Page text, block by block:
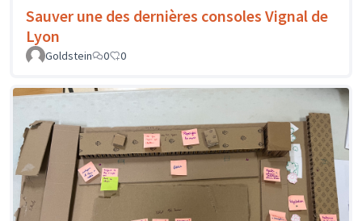
Sauver une des dernières consoles Vignal de
Lyon
Goldstein 0 0